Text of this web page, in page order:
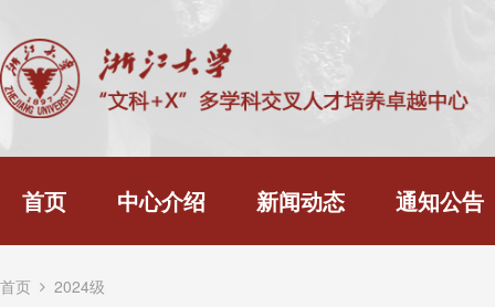
首页 中心介绍 新闻动态 通知公告
首页 2024级